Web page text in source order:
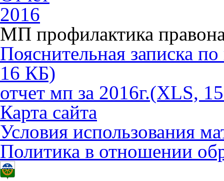
2016
МП профилактика
Пояснительная записка
16 КБ)
отчет мп за 2016г.(XLS, 15
Карта сайта
Условия использования
Политика в отношении